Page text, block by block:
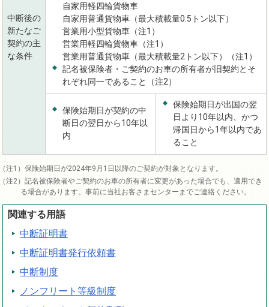
中断後の
新たなご
契約の主
な条件
自家用軽四輪貨物車
自家用普通貨物車（最大積載量0.5トン以下）
営業用小型貨物車（注1）
営業用軽四輪貨物車（注1）
営業用普通貨物車（最大積載量2トン以下）（注1）
記名被保険者・ご契約のお車の所有者が旧契約とそ
れぞれ同一であること（注2）
保険始期日が契約の中
断日の翌日から10年以
内
保険始期日が出国の翌
日より10年以内、かつ
帰国日から1年以内であ
ること
保険始期日が2024年9月1日以降のご契約が対象となります。
記名被保険者やご契約のお車の所有者に変更があった場合でも、適用でき
る場合があります。事前に当社お客さまセンターまでご連絡ください。
関連する用語
中断証明書
中断証明書発行依頼書
中断制度
ノンフリート等級制度